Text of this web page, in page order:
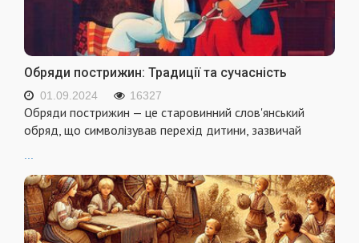
Обряди пострижин: Традиції та сучасність
01.09.2024 16327
Обряди пострижин — це старовинний слов'янський
обряд, що символізував перехід дитини, зазвичай